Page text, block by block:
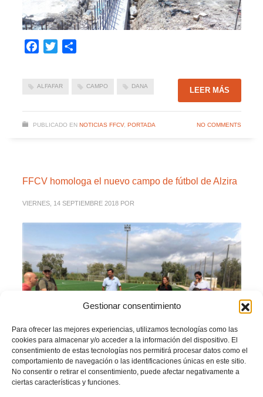
Gestionar consentimiento
Para ofrecer las mejores experiencias, utilizamos tecnologías como las
cookies para almacenar y/o acceder a la información del dispositivo. El
consentimiento de estas tecnologías nos permitirá procesar datos como el
comportamiento de navegación o las identificaciones únicas en este sitio.
No consentir o retirar el consentimiento, puede afectar negativamente a
ciertas características y funciones.
Facebook
Twitter
ALFAFAR CAMPO DANA LEER MÁS
PUBLICADO EN NOTICIAS FFCV, PORTADA NO COMMENTS
FFCV homologa el nuevo campo de fútbol de Alzira
VIERNES, 14 SEPTIEMBRE 2018 POR